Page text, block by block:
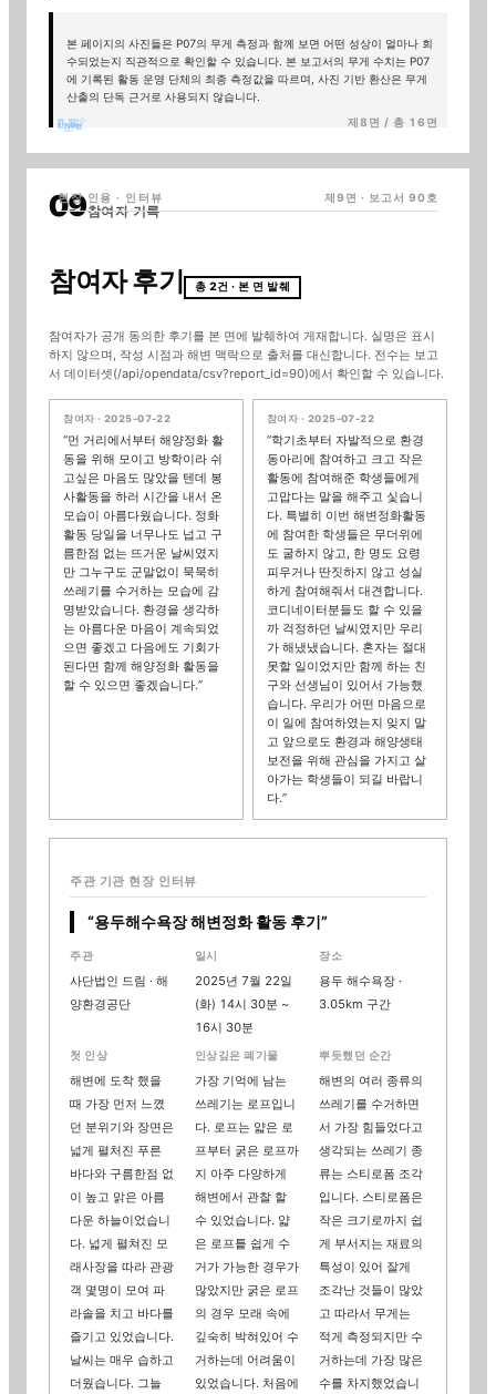
본 페이지의 사진들은 P07의 무게 측정과 함께 보면 어떤 성상이 얼마나 회
수되었는지 직관적으로 확인할 수 있습니다. 본 보고서의 무게 수치는 P07
에 기록된 활동 운영 단체의 최종 측정값을 따르며, 사진 기반 환산은 무게
산출의 단독 근거로 사용되지 않습니다.
제8면 / 총 16면
현장 인용 · 인터뷰 제9면 · 보고서 90호
참여자 기록
참여자 후기 총 2건 · 본 면 발췌
참여자가 공개 동의한 후기를 본 면에 발췌하여 게재합니다. 실명은 표시
하지 않으며, 작성 시점과 해변 맥락으로 출처를 대신합니다. 전수는 보고
서 데이터셋(/api/opendata/csv?report_id=90)에서 확인할 수 있습니다.
참여자 · 2025-07-22
“먼 거리에서부터 해양정화 활
동을 위해 모이고 방학이라 쉬
고싶은 마음도 많았을 텐데 봉
사활동을 하러 시간을 내서 온
모습이 아름다웠습니다. 정화
활동 당일을 너무나도 넙고 구
름한점 없는 뜨거운 날씨였지
만 그누구도 군말없이 묵묵히
쓰레기를 수거하는 모습에 감
명받았습니다. 환경을 생각하
는 아름다운 마음이 계속되었
으면 좋겠고 다음에도 기회가
된다면 함께 해양정화 활동을
할 수 있으면 좋겠습니다.”
참여자 · 2025-07-22
“학기초부터 자발적으로 환경
동아리에 참여하고 크고 작은
활동에 참여해준 학생들에게
고맙다는 말을 해주고 싳습니
다. 특별히 이번 해변정화활동
에 참여한 학생들은 무더위에
도 굴하지 않고, 한 명도 요령
피우거나 딴짓하지 않고 성실
하게 참여해줘서 대견합니다.
코디네이터분들도 할 수 있을
까 걱정하던 날씨였지만 우리
가 해냈냈습니다. 혼자는 절대
못할 일이었지만 함께 하는 친
구와 선생님이 있어서 가능했
습니다. 우리가 어떤 마음으로
이 일에 참여하였는지 잊지 말
고 앞으로도 환경과 해양생태
보전을 위해 관심을 가지고 살
아가는 학생들이 되길 바랍니
다.”
주관 기관 현장 인터뷰
“용두해수욕장 해변정화 활동 후기”
주관
사단법인 드림 · 해
양환경공단
일시
2025년 7월 22일
(화) 14시 30분 ~
16시 30분
장소
용두 해수욕장 ·
3.05km 구간
첫 인상
해변에 도착 했을
때 가장 먼저 느꼈
던 분위기와 장면은
넓게 펼처진 푸른
바다와 구름한점 없
이 높고 맑은 아름
다운 하늘이었습니
다. 넓게 펼쳐진 모
래사장을 따라 관광
객 몇명이 모여 파
라솔을 치고 바다를
즐기고 있었습니다.
날씨는 매우 습하고
더웠습니다. 그늘
인상깊은 폐기물
가장 기억에 남는
쓰레기는 로프입니
다. 로프는 얇은 로
프부터 굵은 로프까
지 아주 다양하게
해변에서 관찰 할
수 있었습니다. 얇
은 로프틑 쉽게 수
거가 가능한 경우가
많았지만 굵은 로프
의 경우 모래 속에
깊숙히 박혀있어 수
거하는데 어려움이
있었습니다. 처음에
뿌듯했던 순간
해변의 여러 종류의
쓰레기를 수거하면
서 가장 힘들었다고
생각되는 쓰레기 종
류는 스티로폼 조각
입니다. 스티로폼은
작은 크기로까지 쉽
게 부서지는 재료의
특성이 있어 잘게
조각난 것들이 많았
고 따라서 무게는
적게 측정되지만 수
거하는데 가장 많은
수를 차지했었습니